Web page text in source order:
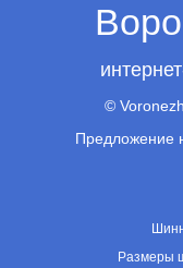
©
Предложение
Размеры